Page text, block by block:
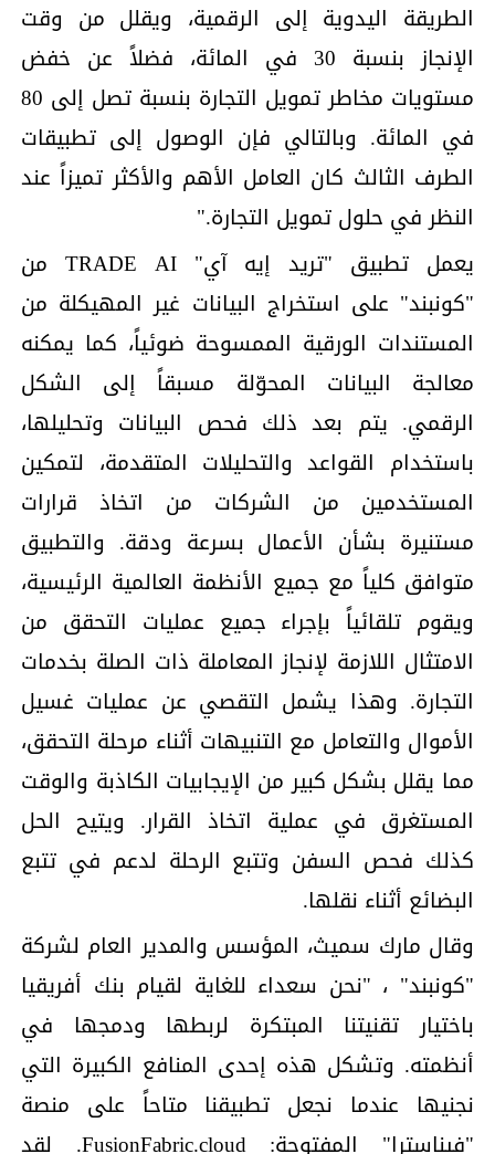
الطريقة اليدوية إلى الرقمية، ويقلل من وقت
الإنجاز بنسبة 30 في المائة، فضلاً عن خفض
مستويات مخاطر تمويل التجارة بنسبة تصل إلى 80
في المائة. وبالتالي فإن الوصول إلى تطبيقات
الطرف الثالث كان العامل الأهم والأكثر تميزاً عند
النظر في حلول تمويل التجارة."
يعمل تطبيق "تريد إيه آي" TRADE AI من
"كونبند" على استخراج البيانات غير المهيكلة من
المستندات الورقية الممسوحة ضوئياً، كما يمكنه
معالجة البيانات المحوّلة مسبقاً إلى الشكل
الرقمي. يتم بعد ذلك فحص البيانات وتحليلها،
باستخدام القواعد والتحليلات المتقدمة، لتمكين
المستخدمين من الشركات من اتخاذ قرارات
مستنيرة بشأن الأعمال بسرعة ودقة. والتطبيق
متوافق كلياً مع جميع الأنظمة العالمية الرئيسية،
ويقوم تلقائياً بإجراء جميع عمليات التحقق من
الامتثال اللازمة لإنجاز المعاملة ذات الصلة بخدمات
التجارة. وهذا يشمل التقصي عن عمليات غسيل
الأموال والتعامل مع التنبيهات أثناء مرحلة التحقق،
مما يقلل بشكل كبير من الإيجابيات الكاذبة والوقت
المستغرق في عملية اتخاذ القرار. ويتيح الحل
كذلك فحص السفن وتتبع الرحلة لدعم في تتبع
البضائع أثناء نقلها.
وقال مارك سميث، المؤسس والمدير العام لشركة
"كونبند" ، "نحن سعداء للغاية لقيام بنك أفريقيا
باختيار تقنيتنا المبتكرة لربطها ودمجها في
أنظمته. وتشكل هذه إحدى المنافع الكبيرة التي
نجنيها عندما نجعل تطبيقنا متاحاً على منصة
"فيناسترا" المفتوحة: FusionFabric.cloud. لقد